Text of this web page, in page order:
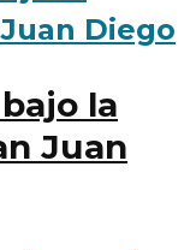
la
Juan